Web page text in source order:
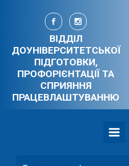
Skip to main content
ВІДДІЛ
ДОУНІВЕРСИТЕТСЬКОЇ
ПІДГОТОВКИ,
ПРОФОРІЄНТАЦІЇ ТА
СПРИЯННЯ
ПРАЦЕВЛАШТУВАННЮ